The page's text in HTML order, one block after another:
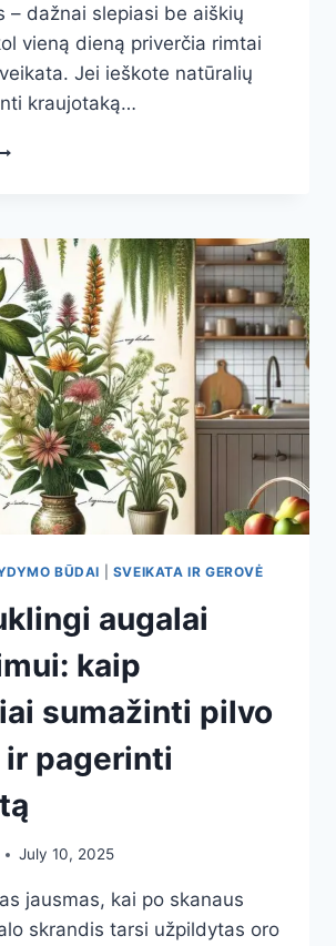
– dažnai slepiasi be aiškių
vieną dieną priverčia rimtai
Jei ieškote natūralių
kraujotaką…
BŪDAI SVEIKATA IR GEROVĖ
augalai
kaip
sumažinti pilvo
pagerinti
July 10, 2025
jausmas, kai po skanaus
skrandis tarsi užpildytas oro